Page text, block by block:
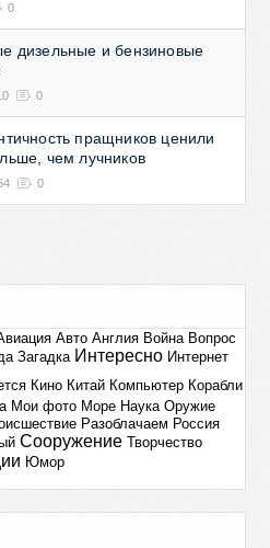
0
дизельные и бензиновые
0
пращников ценили
чем лучников
0
Авто Англия Война Вопрос
Загадка Интересно Интернет
Кино Китай Компьютер Корабли
Мои фото Море Наука Оружие
Разоблачаем Россия
Сооружение Творчество
Юмор